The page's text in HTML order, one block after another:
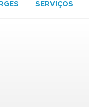
SERVIÇOS